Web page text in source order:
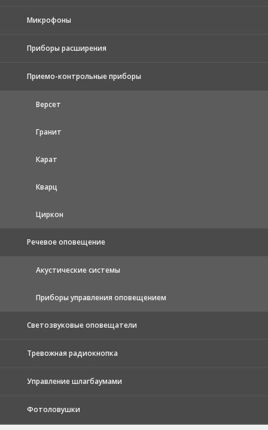
Микрофоны
Приборы расширения
Приемо-контрольные приборы
Версет
Гранит
Карат
Кварц
Циркон
Речевое оповещение
Акустические системы
Приборы управления оповещением
Светозвуковые оповещатели
Тревожная радиокнопка
Управление шлагбаумами
Фотоловушки